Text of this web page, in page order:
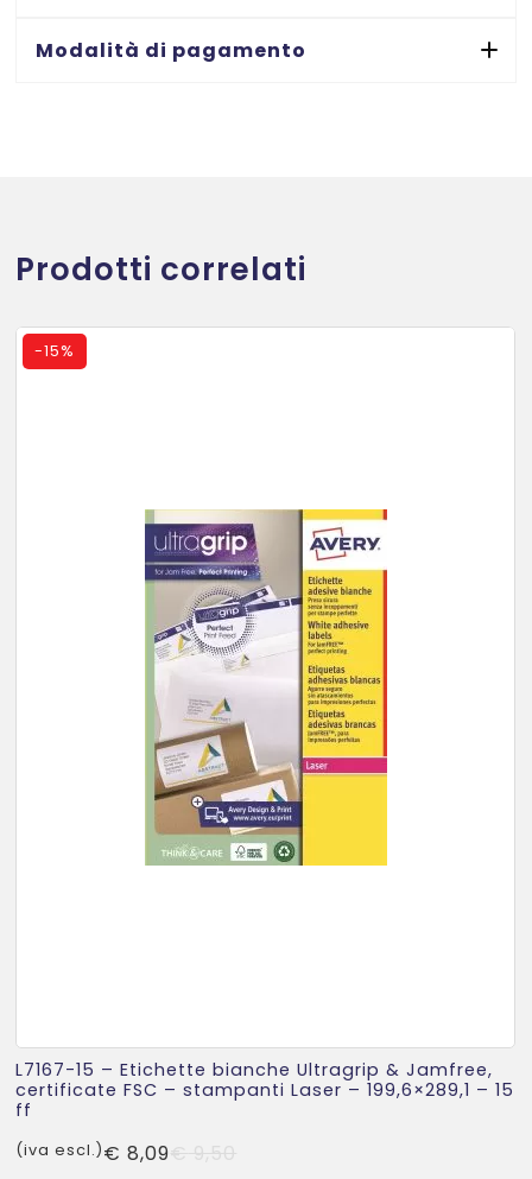
Modalità di pagamento
Prodotti correlati
-15%
L7167-15 – Etichette bianche Ultragrip & Jamfree,
certificate FSC – stampanti Laser – 199,6×289,1 – 15
ff
€ 8,09
(iva escl.)